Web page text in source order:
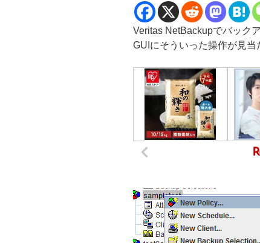
Veritas NetBackupでバック
GUIにそういった操作が見当